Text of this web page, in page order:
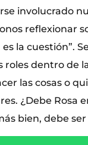
involucrado
reflexionar
es la cuestión”.
roles dentro de
las cosas o
¿Debe Rosa
bien, debe